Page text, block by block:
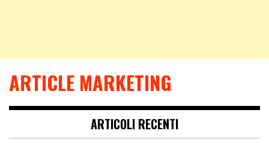
ARTICLE MARKETING
ARTICOLI RECENTI